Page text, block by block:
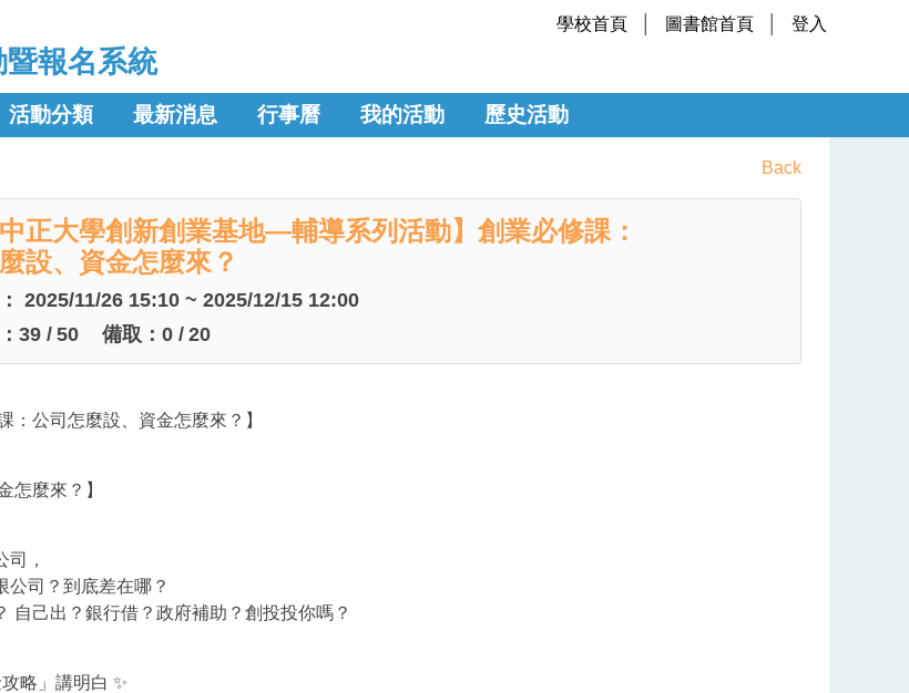
學校首頁 圖書館首頁 登入
報名系統
活動分類 最新消息 行事曆 我的活動 歷史活動
Back
中正大學創新創業基地—輔導系列活動】創業必修課：
設、資金怎麼來？
2025/11/26 15:10 ~ 2025/12/15 12:00
39 / 50 備取：0 / 20
：公司怎麼設、資金怎麼來？】
怎麼來？】
，
公司？到底差在哪？
己出？銀行借？政府補助？創投投你嗎？
略」講明白 ✨